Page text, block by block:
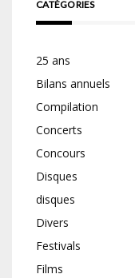
CATÉGORIES
25 ans
Bilans annuels
Compilation
Concerts
Concours
Disques
disques
Divers
Festivals
Films